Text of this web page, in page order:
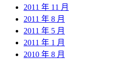
2011 年 11 月
2011 年 8 月
2011 年 5 月
2011 年 1 月
2010 年 8 月